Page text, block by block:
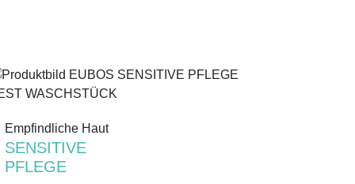
Empfindliche Haut
SENSITIVE
PFLEGE
Empfindliche Haut
SENSITIVE
PFLEGE